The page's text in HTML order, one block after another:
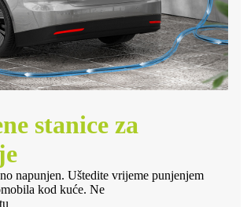
stanice za
napunjen. Uštedite vrijeme punjenjem
kod kuće. Ne